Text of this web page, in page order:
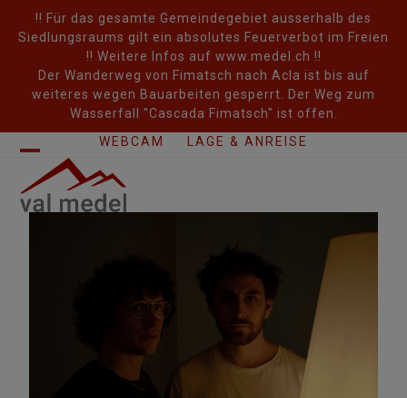
!! Für das gesamte Gemeindegebiet ausserhalb des
Siedlungsraums gilt ein absolutes Feuerverbot im Freien
!! Weitere Infos auf www.medel.ch !!
Der Wanderweg von Fimatsch nach Acla ist bis auf
weiteres wegen Bauarbeiten gesperrt. Der Weg zum
Wasserfall "Cascada Fimatsch" ist offen.
WEBCAM LAGE & ANREISE
Open
mobile
Close
mobile